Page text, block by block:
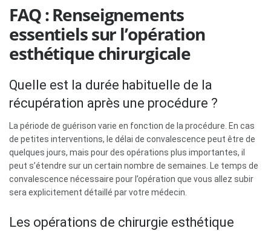
FAQ : Renseignements
essentiels sur l’opération
esthétique chirurgicale
Quelle est la durée habituelle de la
récupération après une procédure ?
La période de guérison varie en fonction de la procédure. En cas
de petites interventions, le délai de convalescence peut être de
quelques jours, mais pour des opérations plus importantes, il
peut s’étendre sur un certain nombre de semaines. Le temps de
convalescence nécessaire pour l’opération que vous allez subir
sera explicitement détaillé par votre médecin.
Les opérations de chirurgie esthétique